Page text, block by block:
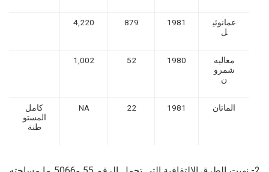
عمانوئي
ل
1981
879
4,220
معاليه
شمرو
ن
1980
52
1,002
الماتان 1981
22
NA
كامل
المستو
طنة